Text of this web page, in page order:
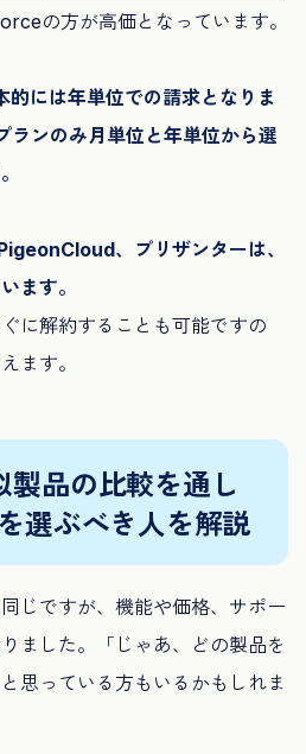
の方が高価となっています。
には年単位での請求となりま
ンのみ月単位と年単位から選
、プリザンターは、
ます。
に解約することも可能ですの
ます。
製品の比較を通し
選ぶべき人を解説
じですが、機能や価格、サポー
ました。「じゃあ、どの製品を
思っている方もいるかもしれま